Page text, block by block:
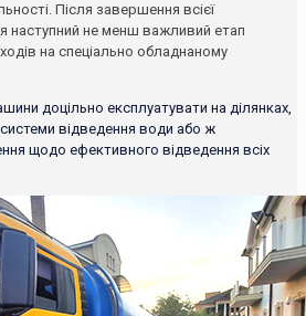
Після завершення всієї
наступний не менш важливий етап
на спеціально обладнаному
доцільно експлуатувати на ділянках,
відведення води або ж
щодо ефективного відведення всіх